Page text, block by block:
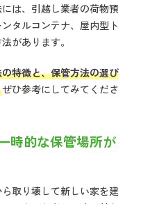
は、引越し業者の荷物預
タルコンテナ、屋内型ト
があります。
特徴と、保管方法の選び
ぜひ参考にしてみてくださ
時的な保管場所が
取り壊して新しい家を建